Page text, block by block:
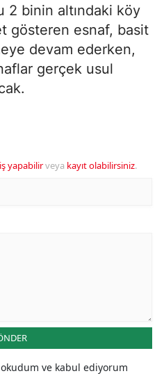
2 binin altındaki köy
gösteren esnaf, basit
devam ederken,
gerçek usul
yapabilirveya kayıt olabilirsiniz.
okudum ve kabul ediyorum